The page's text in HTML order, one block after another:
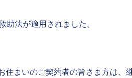
助法が適用されました。
住まいのご契約者の皆さま方は、